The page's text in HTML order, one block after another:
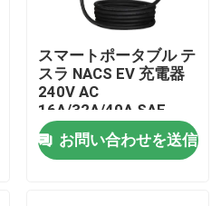
スマートポータブル テ
スラ NACS EV 充電器
240V AC
16A/32A/40A SAE
J3400 家庭用電気自動
車充電器
お問い合わせを送信